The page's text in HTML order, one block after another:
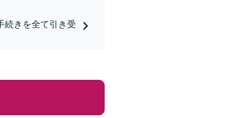
続きを全て引き受